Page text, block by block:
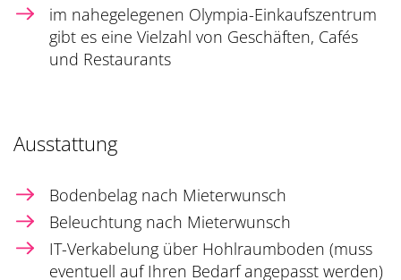
im nahegelegenen Olympia-Einkaufszentrum
gibt es eine Vielzahl von Geschäften, Cafés
und Restaurants
Ausstattung
Bodenbelag nach Mieterwunsch
Beleuchtung nach Mieterwunsch
IT-Verkabelung über Hohlraumboden (muss
eventuell auf Ihren Bedarf angepasst werden)